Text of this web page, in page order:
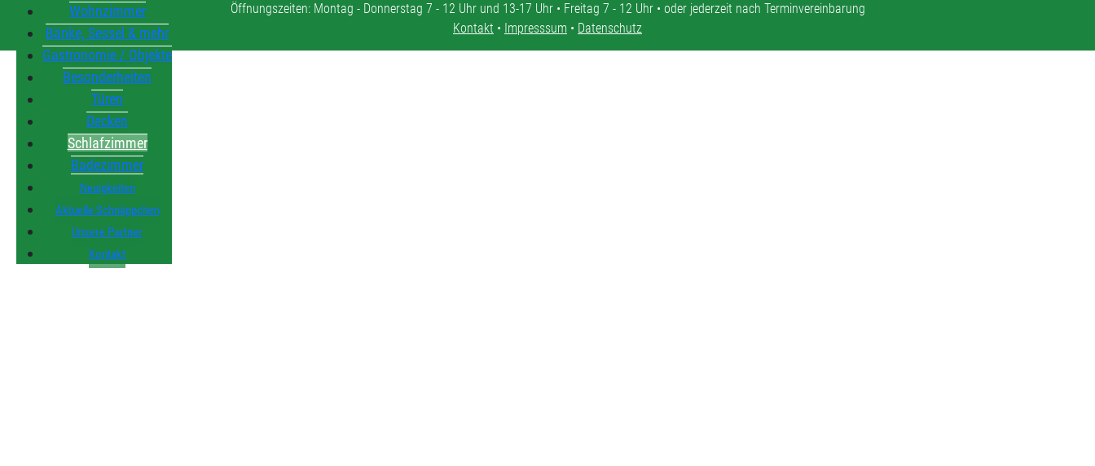
Wohnzimmer
Bänke, Sessel & mehr
Gastronomie / Objekte
Besonderheiten
Türen
Decken
Schlafzimmer
Badezimmer
Neuigkeiten
Aktuelle Schnäppchen
Unsere Partner
Kontakt
Öffnungszeiten: Montag - Donnerstag 7 - 12 Uhr und 13-17 Uhr • Freitag 7 - 12 Uhr • oder jederzeit nach Terminvereinbarung
Kontakt • Impresssum • Datenschutz